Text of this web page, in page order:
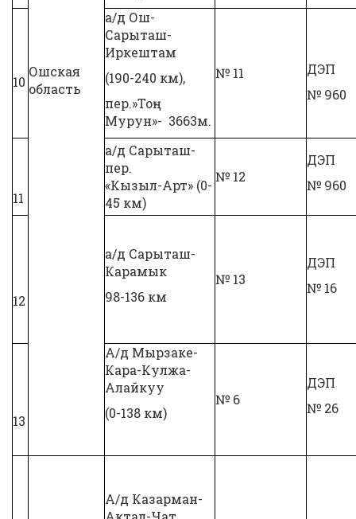
Ошская
область
10
а/д Ош-
Сарыташ-
Иркештам
(190-240 км),
пер.»Тоң-
Мурун»- 3663м.
№ 11
ДЭП
№ 960
11
а/д Сарыташ-
пер.
«Кызыл-Арт» (0-
45 км)
№ 12
ДЭП
№ 960
12
а/д Сарыташ-
Карамык
98-136 км
№ 13
ДЭП
№ 16
13
А/д Мырзаке-
Кара-Кулжа-
Алайкуу
(0-138 км)
№ 6
ДЭП
№ 26
А/д Казарман-